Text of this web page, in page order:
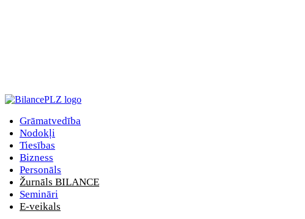
Grāmatvedība
Nodokļi
Tiesības
Bizness
Personāls
Žurnāls BILANCE
Semināri
E-veikals